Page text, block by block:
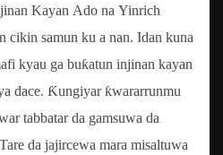
Kayan Ado na Yinrich
cikin samun ku a nan. Idan kuna
kyau ga buƙatun injinan kayan
dace. Ƙungiyar ƙwararrunmu
tabbatar da gamsuwa da
da jajircewa mara misaltuwa